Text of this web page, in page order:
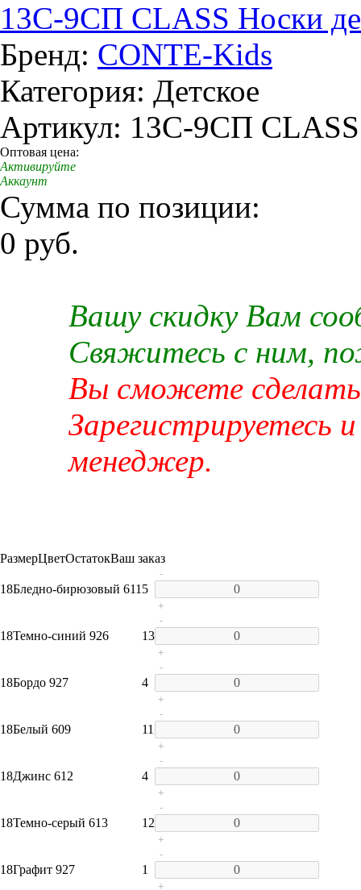
13C-9СП CLASS Носки
Бренд: CONTE-Kids
Категория: Детское
Артикул: 13C-9СП CLASS
Оптовая цена:
Активируйте
Аккаунт
Сумма по позиции:
0 руб.
Вашу скидку Вам
Свяжитесь с ним,
Вы сможете сделать
Зарегистрируетесь
менеджер.
РазмерЦветОстатокВаш заказ
18Бледно-бирюзовый 611 5
-
+
18Темно-синий 926 13
-
+
18Бордо 927 4
-
+
18Белый 609 11
-
+
18Джинс 612 4
-
+
18Темно-серый 613 12
-
+
18Графит 927 1
-
+